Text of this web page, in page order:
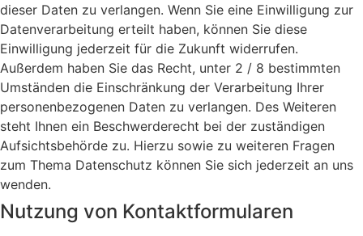
dieser Daten zu verlangen. Wenn Sie eine Einwilligung zur
Datenverarbeitung erteilt haben, können Sie diese
Einwilligung jederzeit für die Zukunft widerrufen.
Außerdem haben Sie das Recht, unter 2 / 8 bestimmten
Umständen die Einschränkung der Verarbeitung Ihrer
personenbezogenen Daten zu verlangen. Des Weiteren
steht Ihnen ein Beschwerderecht bei der zuständigen
Aufsichtsbehörde zu. Hierzu sowie zu weiteren Fragen
zum Thema Datenschutz können Sie sich jederzeit an uns
wenden.
Nutzung von Kontaktformularen